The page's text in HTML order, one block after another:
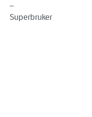
–
Superbruker